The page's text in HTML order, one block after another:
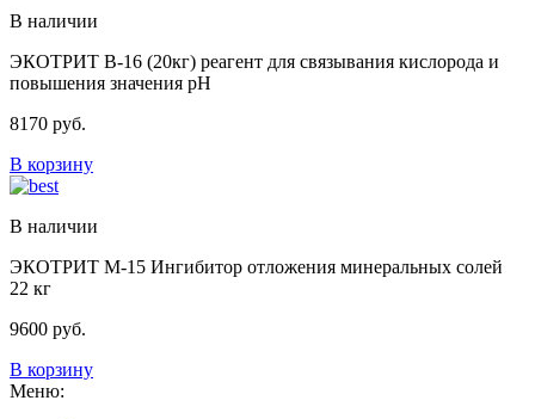
В наличии
ЭКОТРИТ В-16 (20кг) реагент для связывания кислорода и
повышения значения pН
8170 руб.
В корзину
В наличии
ЭКОТРИТ М-15 Ингибитор отложения минеральных солей
22 кг
9600 руб.
В корзину
Меню: